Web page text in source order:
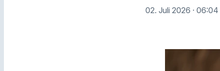
02. Juli 2026 ·